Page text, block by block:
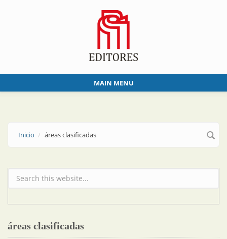
MAIN MENU
Inicio áreas clasificadas
Formulario de búsqueda
áreas clasificadas